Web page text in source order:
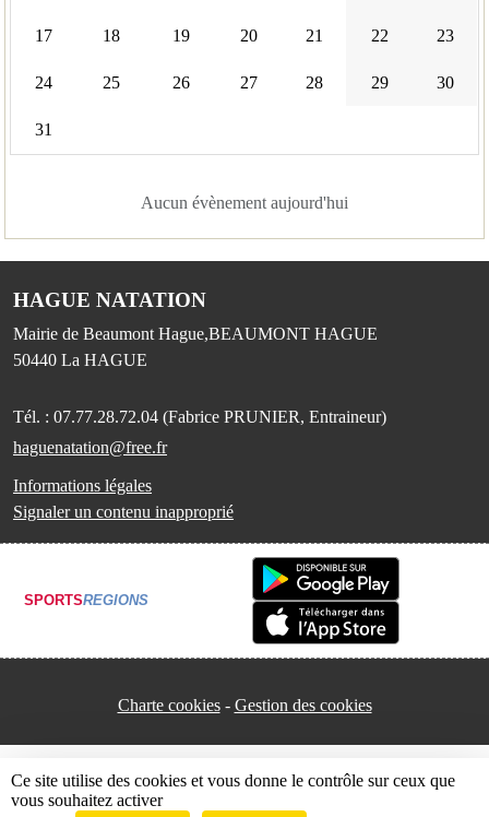
17 18 19 20 21 22 23
24 25 26 27 28 29 30
31
Aucun évènement aujourd'hui
HAGUE NATATION
Mairie de Beaumont Hague,BEAUMONT HAGUE
50440 La HAGUE
Tél. : 07.77.28.72.04 (Fabrice PRUNIER, Entraineur)
haguenatation@free.fr
Informations légales
Signaler un contenu inapproprié
SPORTSREGIONS
Charte cookies Gestion des cookies
Ce site utilise des cookies et vous donne le contrôle sur ceux que
vous souhaitez activer